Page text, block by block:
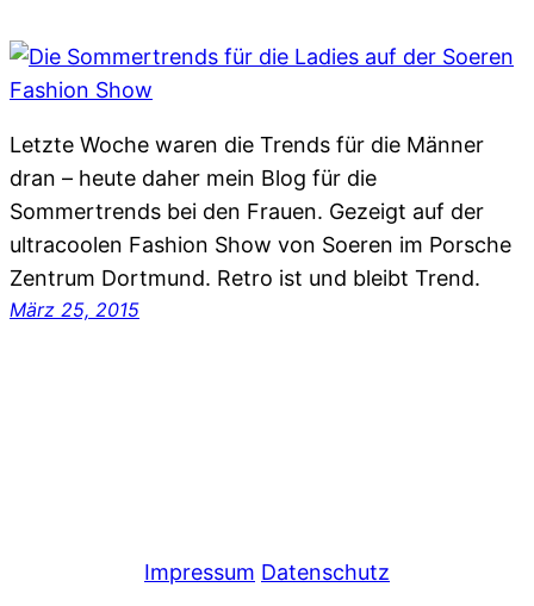
Letzte Woche waren die Trends für die Männer
dran – heute daher mein Blog für die
Sommertrends bei den Frauen. Gezeigt auf der
ultracoolen Fashion Show von Soeren im Porsche
Zentrum Dortmund. Retro ist und bleibt Trend.
März 25, 2015
Impressum Datenschutz